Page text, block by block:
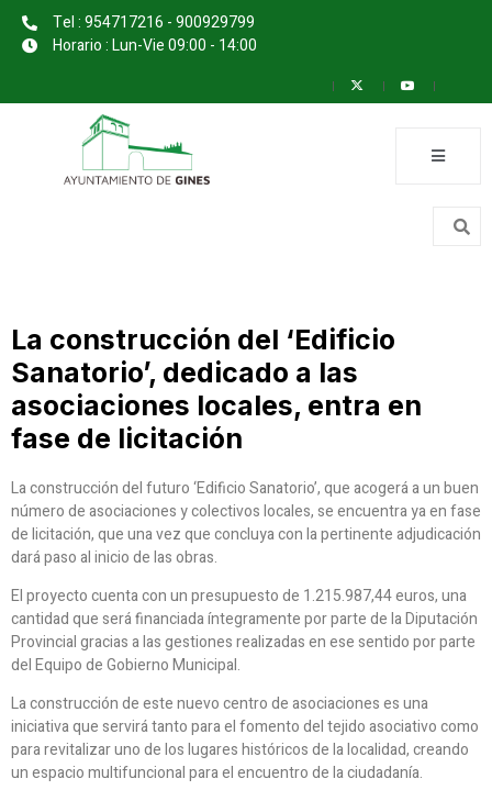
Tel : 954717216 - 900929799
Horario : Lun-Vie 09:00 - 14:00
La construcción del ‘Edificio
Sanatorio’, dedicado a las
asociaciones locales, entra en
fase de licitación
La construcción del futuro ‘Edificio Sanatorio’, que acogerá a un buen
número de asociaciones y colectivos locales, se encuentra ya en fase
de licitación, que una vez que concluya con la pertinente adjudicación
dará paso al inicio de las obras.
El proyecto cuenta con un presupuesto de 1.215.987,44 euros, una
cantidad que será financiada íntegramente por parte de la Diputación
Provincial gracias a las gestiones realizadas en ese sentido por parte
del Equipo de Gobierno Municipal.
La construcción de este nuevo centro de asociaciones es una
iniciativa que servirá tanto para el fomento del tejido asociativo como
para revitalizar uno de los lugares históricos de la localidad, creando
un espacio multifuncional para el encuentro de la ciudadanía.